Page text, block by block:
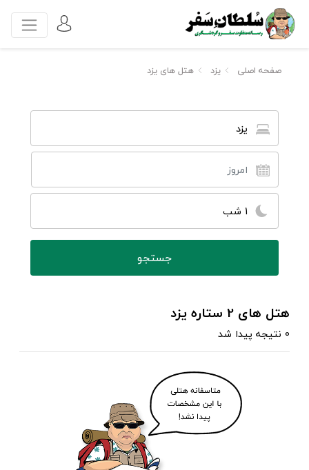
صفحه اصلی یزد هتل های یزد
یزد
1 شب
هتل های 2 ستاره یزد
0 نتیجه پیدا شد